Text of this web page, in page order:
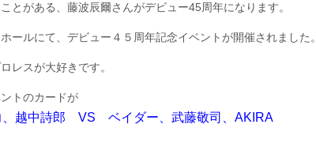
とがある、藤波辰爾さんがデビュー45周年になります。
ールにて、デビュー４５周年記念イベントが開催されました。
レスが大好きです。
トのカードが
、越中詩郎 VS ベイダー、武藤敬司、AKIRA